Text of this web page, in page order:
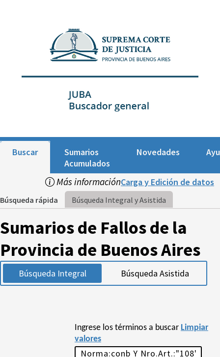
Buscar
Sumarios
Acumulados
Novedades
Más informaciónCarga y Edición de datos
Búsqueda rápida Búsqueda Integral y Asistida
Sumarios de Fallos de la
Provincia de Buenos Aires
Búsqueda Integral Búsqueda Asistida
Ingrese los términos a buscar Limpiar
valores